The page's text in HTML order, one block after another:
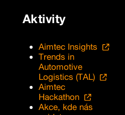
Aktivity
Aimtec Insights
Trends in
Automotive
Logistics (TAL)
Aimtec
Hackathon
Akce, kde nás